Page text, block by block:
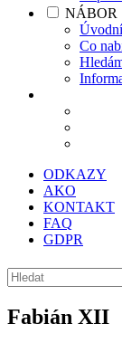
NÁBOR
Co
ODKAZY
AKO
KONTAKT
FAQ
GDPR
Fabián XII